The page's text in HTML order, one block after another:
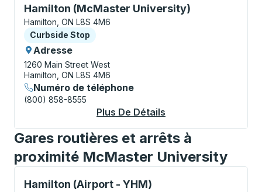
Hamilton (McMaster University)
Curbside Stop, utilisez les touches fléchées ou la
Hamilton, ON L8S 4M6
Curbside Stop
Curbside Stop
Adresse
1260 Main Street West
Hamilton, ON L8S 4M6
Numéro de téléphone
(800) 858-8555
Plus De Détails
Gares routières et arrêts à
proximité McMaster University
Hamilton (Airport - YHM)
Curbside Stop, utilisez les touches fléchées ou la